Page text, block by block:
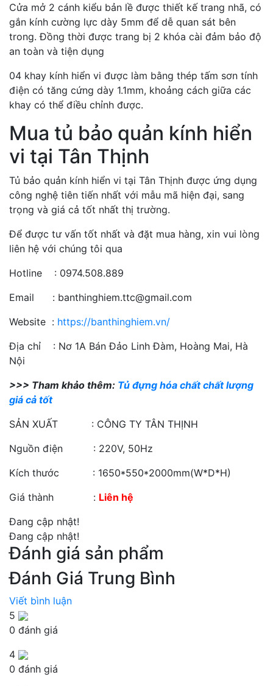
Cửa mở 2 cánh kiểu bản lề được thiết kế trang nhã, có
gắn kính cường lực dày 5mm để dễ quan sát bên
trong. Đồng thời được trang bị 2 khóa cài đảm bảo độ
an toàn và tiện dụng
04 khay kính hiển vi được làm bằng thép tấm sơn tính
điện có tăng cứng dày 1.1mm, khoảng cách giữa các
khay có thể điều chỉnh được.
Mua tủ bảo quản kính hiển
vi tại Tân Thịnh
Tủ bảo quản kính hiển vi tại Tân Thịnh được ứng dụng
công nghệ tiên tiến nhất với mẫu mã hiện đại, sang
trọng và giá cả tốt nhất thị trường.
Để được tư vấn tốt nhất và đặt mua hàng, xin vui lòng
liên hệ với chúng tôi qua
Hotline : 0974.508.889
Email : banthinghiem.ttc@gmail.com
Website : https://banthinghiem.vn/
Địa chỉ : Nơ 1A Bán Đảo Linh Đàm, Hoàng Mai, Hà
Nội
>>> Tham khảo thêm: Tủ đựng hóa chất chất lượng
giá cả tốt
SẢN XUẤT : CÔNG TY TÂN THỊNH
Nguồn điện : 220V, 50Hz
Kích thước : 1650*550*2000mm(W*D*H)
Giá thành : Liên hệ
Đang cập nhật!
Đang cập nhật!
Đánh giá sản phẩm
Đánh Giá Trung Bình
Viết bình luận
5
0 đánh giá
4
0 đánh giá